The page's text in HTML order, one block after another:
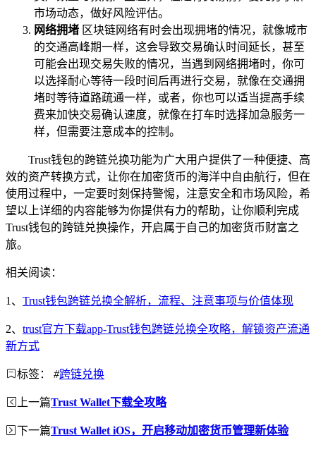
市场动态，做好风险评估。
网络拥堵 区块链网络有时会出现拥堵的情况，就像城市
的交通高峰期一样，这会导致交易确认时间延长，甚至
可能会出现交易失败的情况，当遇到网络拥堵时，你可
以选择耐心等待一段时间后再进行交易，就像在交通拥
堵时等待道路疏通一样，或者，你也可以适当提高手续
费来加快交易确认速度，就像在打车时选择加急服务一
样，但需要注意成本的控制。
Trust钱包的跨链兑换功能为广大用户提供了一种便捷、高
效的资产转换方式，让你在加密货币的海洋中自由航行，但在
使用过程中，一定要时刻保持警惕，注意安全和市场风险，希
望以上详细的内容能够为你提供有力的帮助，让你顺利完成
Trust钱包的跨链兑换操作，开启属于自己的加密货币财富之
旅。
相关阅读：
1、 Trust钱包跨链兑换全解析，流程、注意事项与价值体现
2、 trust官方下载app-Trust钱包跨链兑换全攻略，解锁资产流通
新方式
标签： #跨链兑换
上一篇Trust Wallet下载全攻略
下一篇Trust Wallet iOS，开启移动加密货币管理新体验